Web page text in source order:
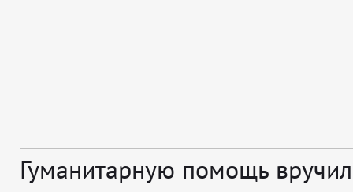
Гуманитарную помощь